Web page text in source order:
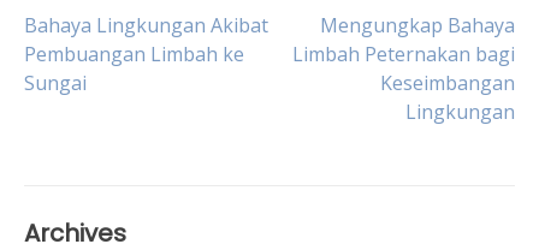
Post
navigation
Bahaya Lingkungan Akibat
Pembuangan Limbah ke
Sungai
Mengungkap Bahaya
Limbah Peternakan bagi
Keseimbangan
Lingkungan
Archives